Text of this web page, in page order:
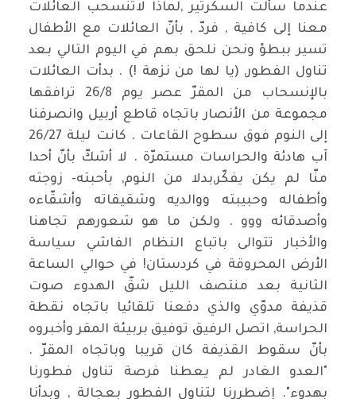
عندما سألت السكرتير ,لماذا لاتنسحب العائلات
معنا إلى كافية , فردّ , بأنّ العائلات مع الأطفال
تسير ببطؤ ونحن نلحق بهم في اليوم التالي بعد
تناول الفطور, (يا لها من نزهة !) . بدأت العائلات
بالإنسحاب من المقرّ عصر يوم 26/8 ترافقها
مجموعة من الأنصار باتجاه قاطع أربيل وانصرفنا
إلى النوم فوق سطوح القاعات . كانت ليلة 26/27
آب هادئة والحراسات مستمرّة . لا أشكّ بأنّ أحدا
منّا لم يكن يفكّر,بدلا من النوم, بأحبته- زوجته
وأطفاله وحبيبته ووالديه وشقيقاته وأشقّاءه
وأصدقائه ووو . ولكن ما هو شعورهم تجاهنا
والأخبار تتوالى باتباع النظام الفاشي سياسة
الأرض المحروقة في كردستان! في حوالي الساعة
الثانية بعد منتصف الليل شقّ الهدوء صوت
قذيفة مدوّي والذي دفعنا تلقائيا باتجاه نقطة
الحراسة, اتصل الرفيق توفيق بربيئة المقر وأخبروه
بأنّ سقوط القذيفة كان قريبا وباتجاه المقرّ .
"العدو الغادر لم يعطنا فرصة تناول فطورنا
بهدوء". إضطررنا لتناول الفطور بعجالة , وبدأنا